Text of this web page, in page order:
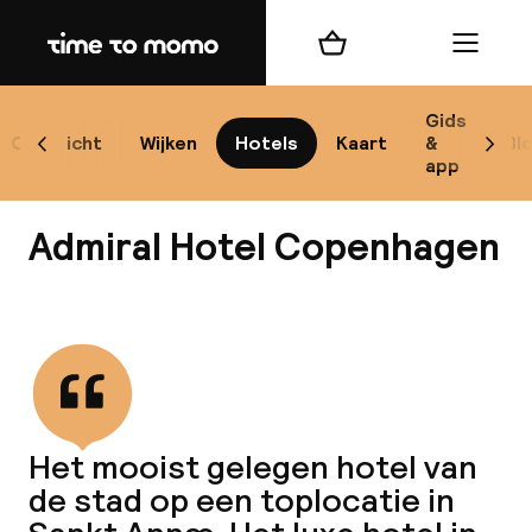
Home
Overzicht Wijken Hotels Kaart
Gids
&
app
Scroll naar links
Winkelmand Menu
Admiral Hotel Copenhagen
Het mooist gelegen hotel van
de stad op een toplocatie in